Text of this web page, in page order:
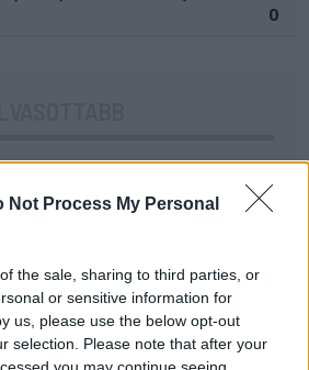
Not Process My Personal
the sale, sharing to third parties, or
or sensitive information for
us, please use the below opt-out
selection. Please note that after your
you may continue seeing
0
meghívót a válogatottba
idegenbeli meccsekkel